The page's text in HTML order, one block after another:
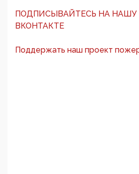
ПОДПИСЫВАЙТЕСЬ НА НАШУ
ВКОНТАКТЕ
Поддержать наш проект